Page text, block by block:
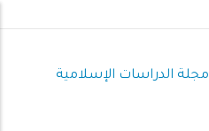
مجلة الدراسات الإسلامية